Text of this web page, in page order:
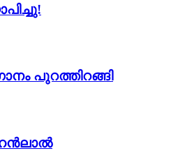
പുറത്തിറങ്ങി